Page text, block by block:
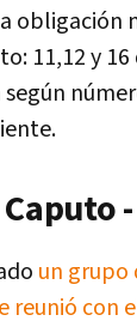
obligación
11,12 y 16
un grupo
reunió con